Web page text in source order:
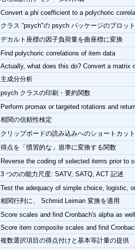
Convert a phi coefficient to a polychoric
クラス “psych"の psych パッケージのプロッ
デカルト座標の因子負荷量を曲座標に変換
Find polychoric correlations of item data
Actually, what does this do? Convert a
主成分分析
psych クラスの印刷・要約関数
Perform promax or targeted rotations and
相関の信頼性検定
クリップボードの読み込みへのショートカット
得点を「慣習的な」規準に変換する関数
Reverse the coding of selected items prior to
3 つのの能力尺度: SATV, SATQ, ACT 記述
Test the adequacy of simple choice, logistic,
相関行列に、 Schmid Leiman 変換を適用
Score scales and find Cronbach's alpha as
Score item composite scales and find
複数選択項目の得点付けと基本等計量の提供